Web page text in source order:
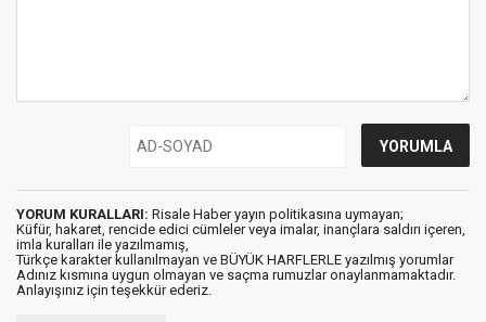
YORUM KURALLARI: Risale Haber yayın politikasına uymayan;
Küfür, hakaret, rencide edici cümleler veya imalar, inançlara saldırı içeren,
imla kuralları ile yazılmamış,
Türkçe karakter kullanılmayan ve BÜYÜK HARFLERLE yazılmış yorumlar
Adınız kısmına uygun olmayan ve saçma rumuzlar onaylanmamaktadır.
Anlayışınız için teşekkür ederiz.